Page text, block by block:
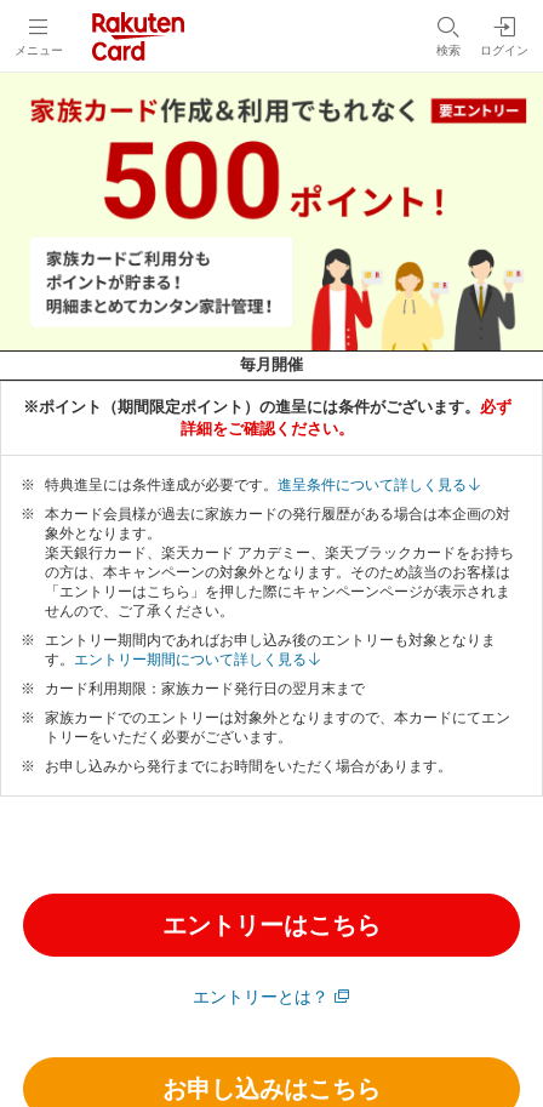
メニュー 検索 ログイン
毎月開催
※ポイント（期間限定ポイント）の進呈には条件がございます。 必ず
詳細をご確認ください。
特典進呈には条件達成が必要です。 進呈条件について詳しく見る
本カード会員様が過去に家族カードの発行履歴がある場合は本企画の対
象外となります。
楽天銀行カード、楽天カード アカデミー、楽天ブラックカードをお持ち
の方は、本キャンペーンの対象外となります。そのため該当のお客様は
「エントリーはこちら」を押した際にキャンペーンページが表示されま
せんので、ご了承ください。
エントリー期間内であればお申し込み後のエントリーも対象となりま
す。 エントリー期間について詳しく見る
カード利用期限：家族カード発行日の翌月末まで
家族カードでのエントリーは対象外となりますので、本カードにてエン
トリーをいただく必要がございます。
お申し込みから発行までにお時間をいただく場合があります。
エントリーはこちら
エントリーとは？
お申し込みはこちら